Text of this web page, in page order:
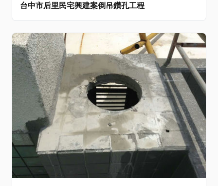
台中市后里民宅興建案倒吊鑽孔工程